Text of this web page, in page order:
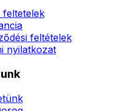
feltetelek
feltételek
nyilatkozat